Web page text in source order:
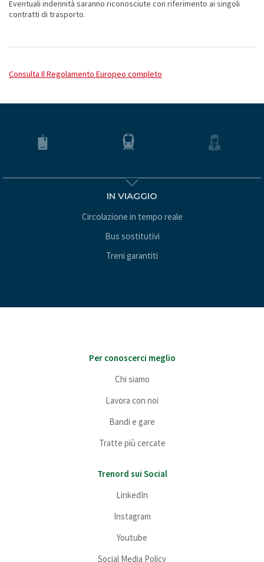
Eventuali indennità saranno riconosciute con riferimento ai singoli
contratti di trasporto.
Consulta Il Regolamento Europeo completo
IN VIAGGIO
Circolazione in tempo reale
Bus sostitutivi
Treni garantiti
Per conoscerci meglio
Chi siamo
Lavora con noi
Bandi e gare
Tratte più cercate
Trenord sui Social
LinkedIn
Instagram
Youtube
Social Media Policy